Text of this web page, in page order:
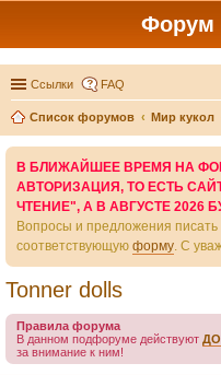
Форум
Ссылки FAQ
Список форумов Мир кукол
В БЛИЖАЙШЕЕ ВРЕМЯ НА
АВТОРИЗАЦИЯ, ТО ЕСТЬ
ЧТЕНИЕ", А В АВГУСТЕ 2026
Вопросы и предложения
соответствующую форму. С
Tonner dolls
Правила форума
В данном подфоруме действуют
за внимание к ним!